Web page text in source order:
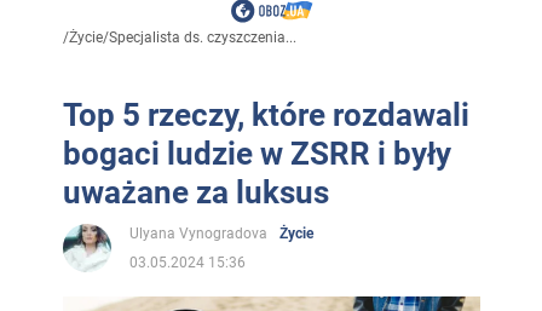
/Życie/Specjalista ds. czyszczenia...
Top 5 rzeczy, które rozdawali
bogaci ludzie w ZSRR i były
uważane za luksus
Ulyana Vynogradova
Życie
03.05.2024 15:36